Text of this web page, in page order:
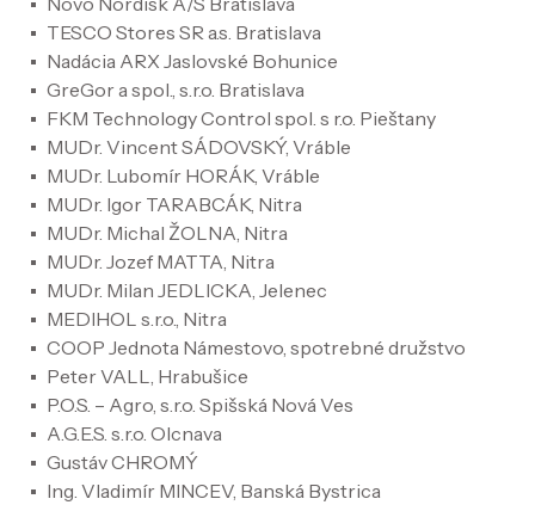
TESCO Stores SR a.s. Bratislava
Nadácia ARX Jaslovské Bohunice
GreGor a spol., s.r.o. Bratislava
FKM Technology Control spol. s r.o. Pieštany
MUDr. Vincent SÁDOVSKÝ, Vráble
MUDr. Lubomír HORÁK, Vráble
MUDr. Igor TARABCÁK, Nitra
MUDr. Michal ŽOLNA, Nitra
MUDr. Jozef MATTA, Nitra
MUDr. Milan JEDLICKA, Jelenec
MEDIHOL s.r.o., Nitra
COOP Jednota Námestovo, spotrebné družstvo
Peter VALL, Hrabušice
P.O.S. – Agro, s.r.o. Spišská Nová Ves
A.G.E.S. s.r.o. Olcnava
Gustáv CHROMÝ
Ing. Vladimír MINCEV, Banská Bystrica